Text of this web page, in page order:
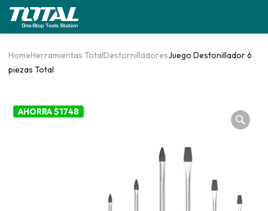
HomeHerramientas TotalDestornilladoresJuego Destonillador 6
piezas Total
AHORRA $1748